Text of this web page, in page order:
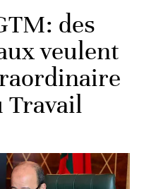
des
veulent
Travail